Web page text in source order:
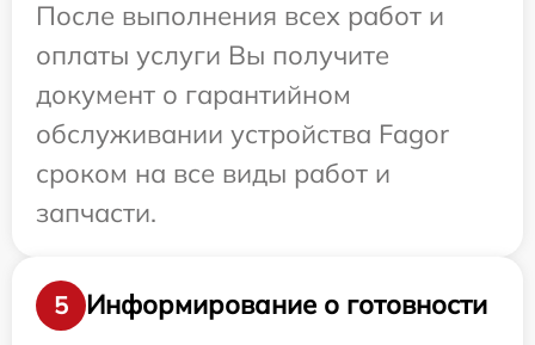
После выполнения всех работ и
оплаты услуги Вы получите
документ о гарантийном
обслуживании устройства Fagor
сроком на все виды работ и
запчасти.
5
Информирование о готовности